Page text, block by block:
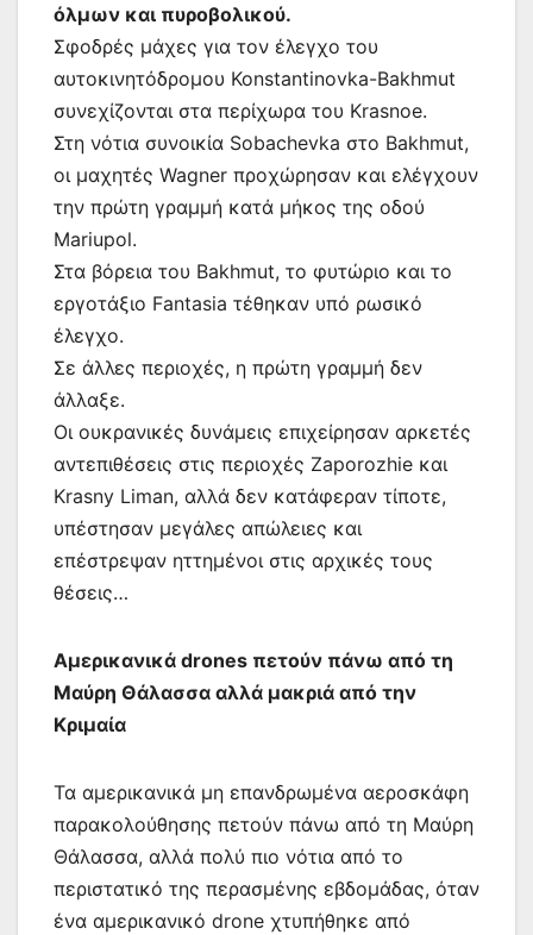
όλμων και πυροβολικού.
Σφοδρές μάχες για τον έλεγχο του
αυτοκινητόδρομου Konstantinovka-Bakhmut
συνεχίζονται στα περίχωρα του Krasnoe.
Στη νότια συνοικία Sobachevka στο Bakhmut,
οι μαχητές Wagner προχώρησαν και ελέγχουν
την πρώτη γραμμή κατά μήκος της οδού
Mariupol.
Στα βόρεια του Bakhmut, το φυτώριο και το
εργοτάξιο Fantasia τέθηκαν υπό ρωσικό
έλεγχο.
Σε άλλες περιοχές, η πρώτη γραμμή δεν
άλλαξε.
Οι ουκρανικές δυνάμεις επιχείρησαν αρκετές
αντεπιθέσεις στις περιοχές Zaporozhie και
Krasny Liman, αλλά δεν κατάφεραν τίποτε,
υπέστησαν μεγάλες απώλειες και
επέστρεψαν ηττημένοι στις αρχικές τους
θέσεις…
Αμερικανικά drones πετούν πάνω από τη
Μαύρη Θάλασσα αλλά μακριά από την
Κριμαία
Τα αμερικανικά μη επανδρωμένα αεροσκάφη
παρακολούθησης πετούν πάνω από τη Μαύρη
Θάλασσα, αλλά πολύ πιο νότια από το
περιστατικό της περασμένης εβδομάδας, όταν
ένα αμερικανικό drone χτυπήθηκε από